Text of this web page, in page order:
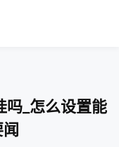
吗_怎么设置能